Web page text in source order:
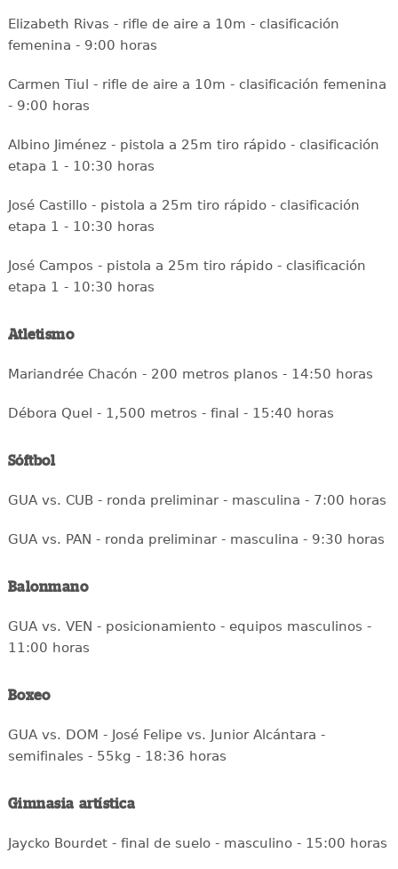
Elizabeth Rivas - rifle de aire a 10m - clasificación
femenina - 9:00 horas
Carmen Tiul - rifle de aire a 10m - clasificación femenina
- 9:00 horas
Albino Jiménez - pistola a 25m tiro rápido - clasificación
etapa 1 - 10:30 horas
José Castillo - pistola a 25m tiro rápido - clasificación
etapa 1 - 10:30 horas
José Campos - pistola a 25m tiro rápido - clasificación
etapa 1 - 10:30 horas
Atletismo
Mariandrée Chacón - 200 metros planos - 14:50 horas
Débora Quel - 1,500 metros - final - 15:40 horas
Sóftbol
GUA vs. CUB - ronda preliminar - masculina - 7:00 horas
GUA vs. PAN - ronda preliminar - masculina - 9:30 horas
Balonmano
GUA vs. VEN - posicionamiento - equipos masculinos -
11:00 horas
Boxeo
GUA vs. DOM - José Felipe vs. Junior Alcántara -
semifinales - 55kg - 18:36 horas
Gimnasia artística
Jaycko Bourdet - final de suelo - masculino - 15:00 horas